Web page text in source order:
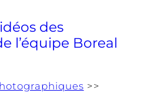
des
l’équipe Boreal
>>